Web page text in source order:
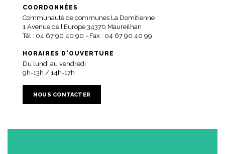
COORDONNÉES
Communauté de communes La Domitienne
1 Avenue de l’Europe 34370 Maureilhan
Tél : 04 67 90 40 90 - Fax : 04 67 90 40 99
HORAIRES D'OUVERTURE
Du lundi au vendredi
9h-13h / 14h-17h
NOUS CONTACTER